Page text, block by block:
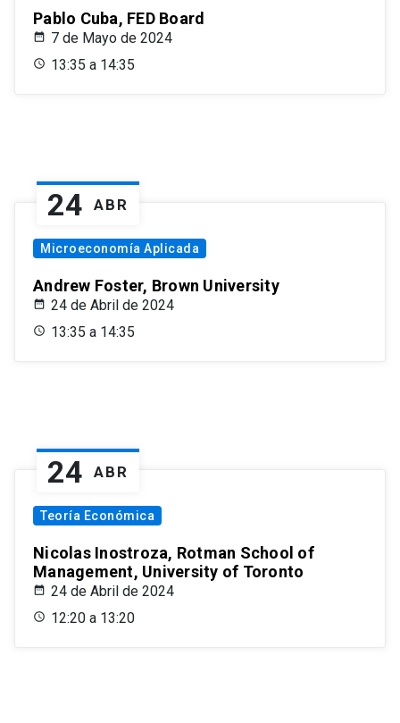
Pablo Cuba, FED Board
7 de Mayo de 2024
13:35 a 14:35
24 ABR
Microeconomía Aplicada
Andrew Foster, Brown University
24 de Abril de 2024
13:35 a 14:35
24 ABR
Teoría Económica
Nicolas Inostroza, Rotman School of
Management, University of Toronto
24 de Abril de 2024
12:20 a 13:20